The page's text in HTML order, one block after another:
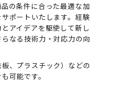
の条件に合った最適な加
ポートいたします。経験
アイデアを駆使して新し
なる技術力・対応力の向
、プラスチック）などの
可能です。